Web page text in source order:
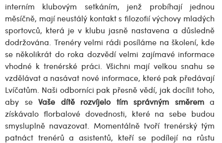
interním klubovým setkáním, jenž probíhají jednou
měsíčně, mají neustálý kontakt s filozofií výchovy mladých
sportovců, která je v klubu jasně nastavena a důsledně
dodržována. Trenéry velmi rádi posíláme na školení, kde
se několikrát do roka dozvědí velmi zajímavé informace
vhodné k trenérské práci. Všichni mají velkou snahu se
vzdělávat a nasávat nové informace, které pak předávají
Lvíčatům. Naši odborníci pak přesně vědí, jak docílit toho,
aby se Vaše dítě rozvíjelo tím správným směrema
získávalo florbalové dovednosti, které na sebe budou
smysluplně navazovat. Momentálně tvoří trenérský tým
patnáct trenérů a asistentů, kteří se podílejí na růstu